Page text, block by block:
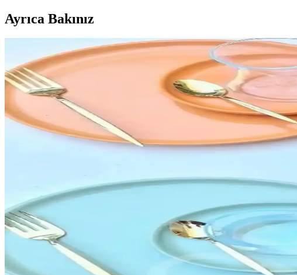
Ayrıca Bakınız
Butcher Block Tezgahların Bakımı ve Korunması: Mineral
Butcher block tezgahların dayanıklılığı, doğru bakım ve koruma
İKEA Ankastre Fırın Modülleri ile Modern ve Fonksiyonel
İKEA ankastre fırın modülleri, çeşitli boyut ve tasarım seçenekleriyle modern
İç Mekan Tasarımında Fincan Düzeni: Estetik ve İşlevselliğin
Fincan düzeni, iç mekan tasarımında estetik ve fonksiyonelliği artıran önemli
İnce Uzun Raflı Dolaplar: Modern Tasarım ve
İnce uzun raflı dolaplar, alan tasarrufu sağlar, dayanıklı malzemelerden
Emsan Sonsuz Aşk 2 Kişilik Kahve Fincan Takımı Modern
Emsan Sonsuz Aşk 2 kişilik kahve fincan takımı, modern tasarımı ve yüksek